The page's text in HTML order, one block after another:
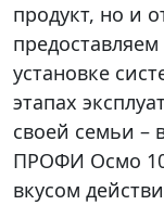
продукт, но и
установке
этапах
своей семьи –
ПРОФИ Осмо
вкусом